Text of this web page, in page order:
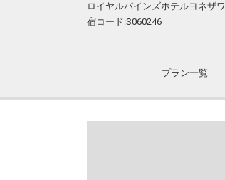
ロイヤルパインズホテルヨネザワ
宿コード:S060246
プラン一覧